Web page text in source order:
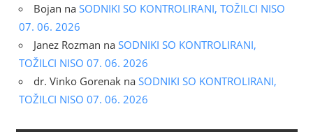
Bojan na SODNIKI SO KONTROLIRANI, TOŽILCI NISO
07. 06. 2026
Janez Rozman na SODNIKI SO KONTROLIRANI,
TOŽILCI NISO 07. 06. 2026
dr. Vinko Gorenak na SODNIKI SO KONTROLIRANI,
TOŽILCI NISO 07. 06. 2026